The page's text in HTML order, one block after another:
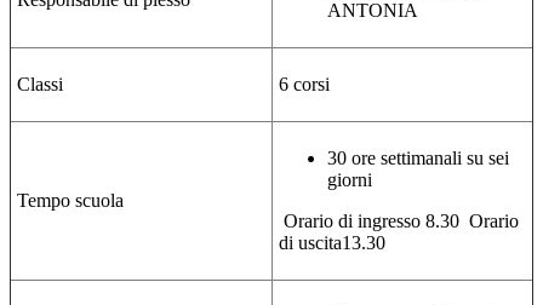
ANTONIA
Classi 6 corsi
Tempo scuola
30 ore settimanali su sei
giorni
Orario di ingresso 8.30 Orario
di uscita13.30